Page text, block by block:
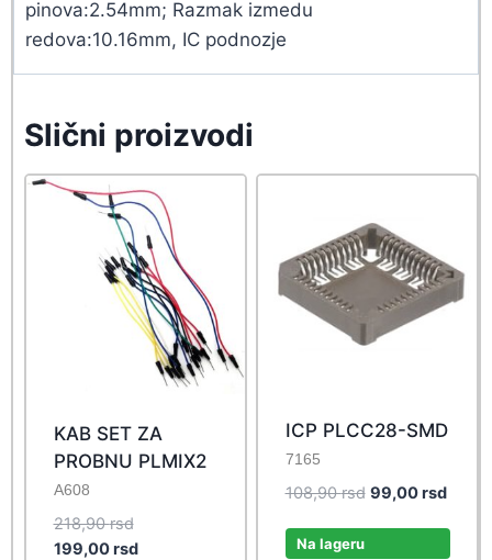
pinova:2.54mm; Razmak izmedu
redova:10.16mm, IC podnozje
Slični proizvodi
KAB SET ZA
PROBNU PLMIX2
A608
218,90rsdOriginal
price
199,00rsdCurrent
ICP PLCC28-SMD
7165
108,90rsd Original
99,00rsd
Na lageru